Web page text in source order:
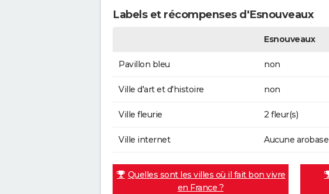
Labels et récompenses d'Esnouveaux
Esnouveaux
Pavillon bleu non
Ville d'art et d'histoire non
Ville fleurie 2 fleur(s)
Ville internet Aucune arobase
Quelles sont les villes où il fait bon vivre
en France ?